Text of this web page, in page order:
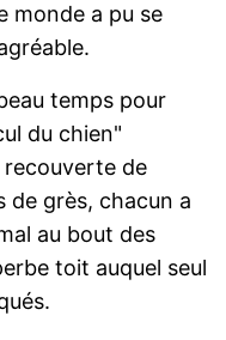
monde a pu se
temps pour
du chien"
de
de grès, chacun a
au bout des
toit auquel seul